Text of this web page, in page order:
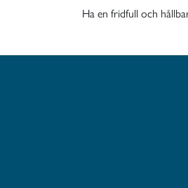
Ha en fridfull och